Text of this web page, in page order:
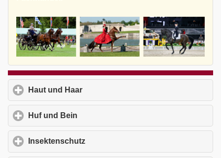
Haut und Haar
Huf und Bein
Insektenschutz